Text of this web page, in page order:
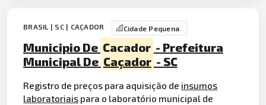
BRASIL | SC | CAÇADOR Cidade Pequena
Municipio De Cacador - Prefeitura
Municipal De Caçador - SC
Registro de preços para aquisição de insumos
laboratoriais para o laboratório municipal de